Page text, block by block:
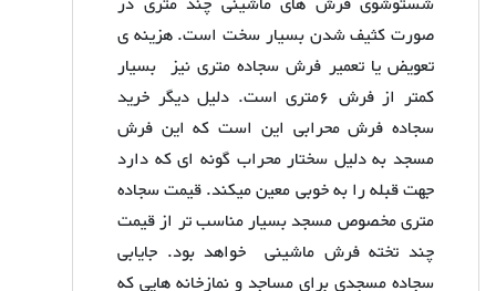
صورت کثیف شدن بسیار سخت است. هزینه ی
تعویض یا تعمیر فرش سجاده متری نیز بسیار
کمتر از فرش 6متری است. دلیل دیگر خرید
سجاده فرش محرابی این است که این فرش
مسجد به دلیل سختار محراب گونه ای که دارد
جهت قبله را به خوبی معین میکند. قیمت سجاده
متری مخصوص مسجد بسیار مناسب تر از قیمت
چند تخته فرش ماشینی خواهد بود. جایابی
سجاده مسجدی برای مساجد و نمازخانه هایی که